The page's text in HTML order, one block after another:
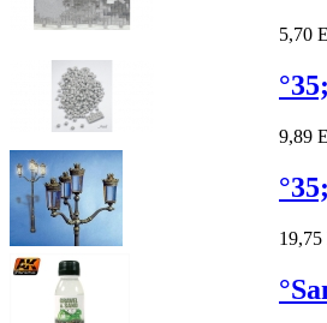
5,70
9,89